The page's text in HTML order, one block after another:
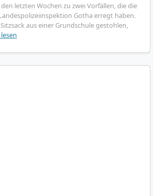
letzten Wochen zu zwei Vorfällen, die die
Gotha erregt haben.
aus einer Grundschule gestohlen,